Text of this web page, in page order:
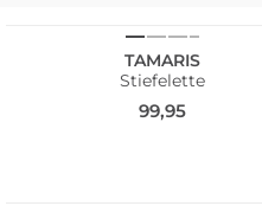
TAMARIS
Stiefelette
99,95